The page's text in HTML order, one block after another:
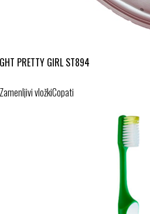
PRETTY GIRL ST894
Zamenljivi vložkiCopati